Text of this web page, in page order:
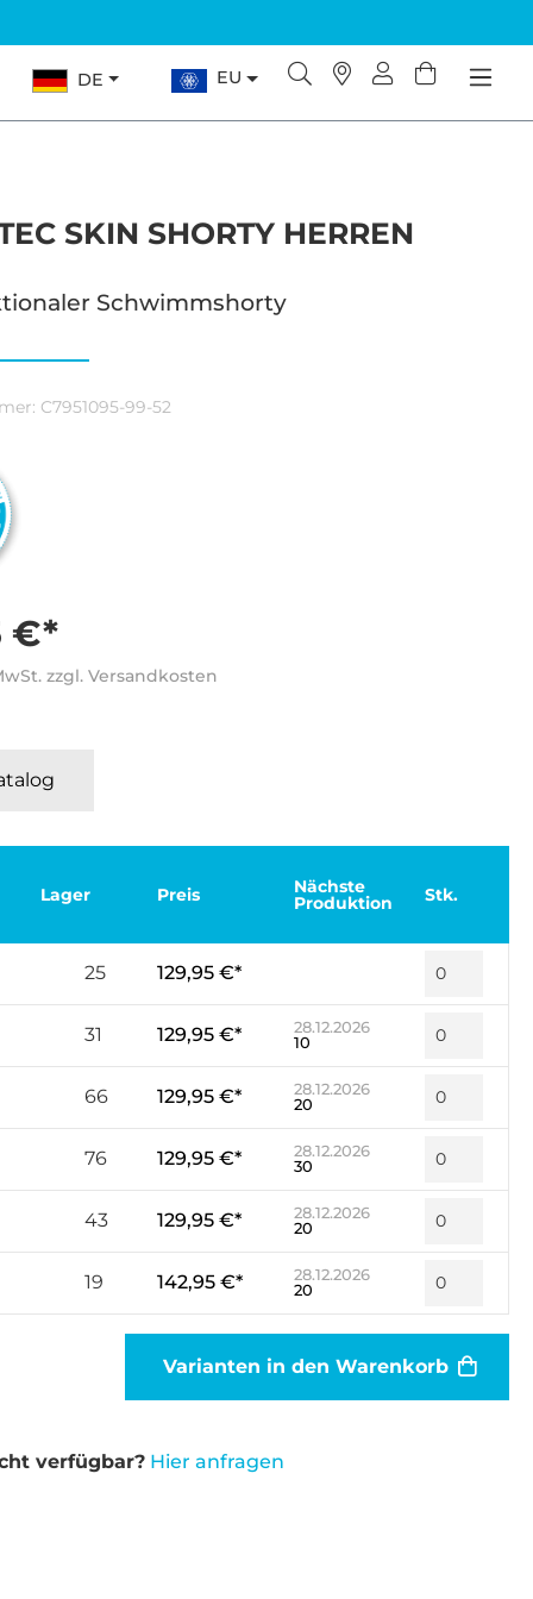
DE EU
SKIN SHORTY HERREN
Schwimmshorty
C7951095-99-52
€*
zzgl. Versandkosten
Lager Preis Nächste
Produktion Stk.
25 129,95 €*
31 129,95 €*
28.12.2026
10
66 129,95 €*
28.12.2026
20
76 129,95 €*
28.12.2026
30
43 129,95 €*
28.12.2026
20
19 142,95 €*
28.12.2026
20
Varianten in den Warenkorb
verfügbar? Hier anfragen